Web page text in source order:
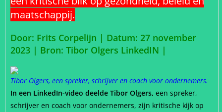
maatschappij.
Door: Frits Corpelijn | Datum: 27 november
2023 | Bron: Tibor Olgers LinkedIN |
Tibor Olgers, een spreker, schrijver en coach voor ondernemers.
In een LinkedIn-video deelde Tibor Olgers, een spreker,
schrijver en coach voor ondernemers, zijn kritische kijk op